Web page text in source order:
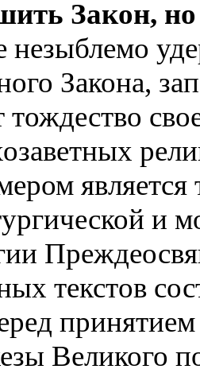
Закон,
незыблемо
Закона,
тождество
и
текстов
Великого